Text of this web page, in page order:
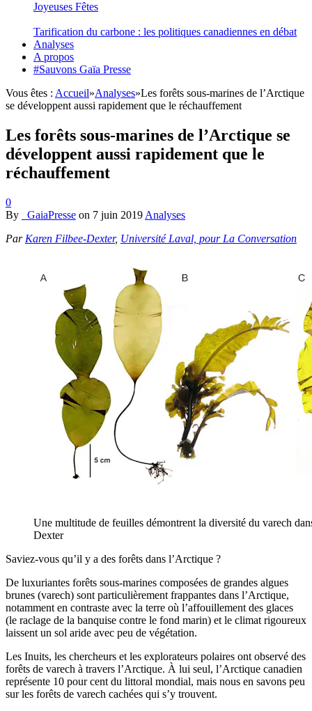
Joyeuses Fêtes
Tarification du carbone : les politiques canadiennes en débat
Analyses
A propos
#Sauvons Gaïa Presse
Vous êtes : Accueil»Analyses»Les forêts sous-marines de l’Arctique
se développent aussi rapidement que le réchauffement
Les forêts sous-marines de l’Arctique se
développent aussi rapidement que le
réchauffement
0
By
_GaiaPresse on 7 juin 2019 Analyses
Par Karen Filbee-Dexter, Université Laval, pour La Conversation
Une multitude de feuilles démontrent la diversité du varech
Dexter
Saviez-vous qu’il y a des forêts dans l’Arctique ?
De luxuriantes forêts sous-marines composées de grandes algues
brunes (varech) sont particulièrement frappantes dans l’Arctique,
notamment en contraste avec la terre où l’affouillement des glaces
(le raclage de la banquise contre le fond marin) et le climat rigoureux
laissent un sol aride avec peu de végétation.
Les Inuits, les chercheurs et les explorateurs polaires ont observé des
forêts de varech à travers l’Arctique. À lui seul, l’Arctique canadien
représente 10 pour cent du littoral mondial, mais nous en savons peu
sur les forêts de varech cachées qui s’y trouvent.